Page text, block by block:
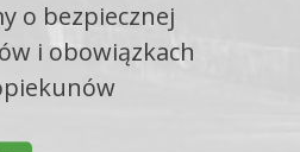
o bezpiecznej
i obowiązkach